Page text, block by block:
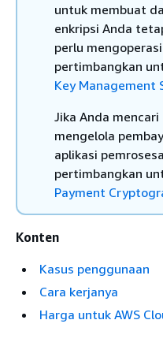
untuk membuat
enkripsi Anda
perlu
pertimbangkan
Key Management
Jika Anda
mengelola
aplikasi
pertimbangkan
Payment
Konten
Kasus penggunaan
Cara kerjanya
Harga untuk AWS